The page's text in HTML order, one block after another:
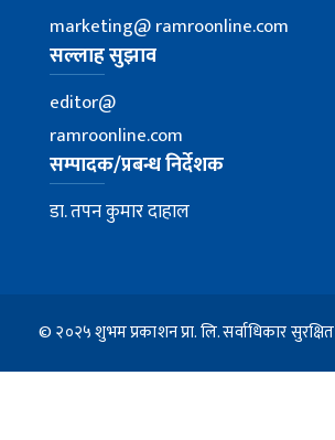
marketing@ ramroonline.com
सल्लाह सुझाव
editor@
ramroonline.com
सम्पादक/प्रबन्ध निर्देशक
डा. तपन कुमार दाहाल
© २०२५ शुभम प्रकाशन प्रा. लि. सर्वाधिकार सुरक्षित